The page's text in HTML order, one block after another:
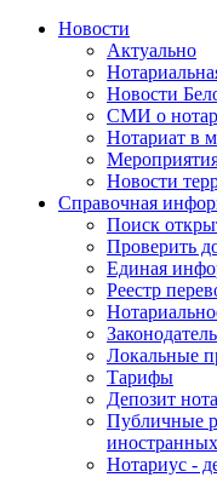
Новости
Актуально
Новости
СМИ о
Нотариат в
Новости
Справочная
Поиск
Проверить
Единая
Реестр
Локальные
Тарифы
Депозит
Публичные
иностранных
Нотариус -